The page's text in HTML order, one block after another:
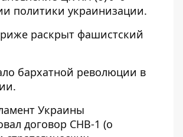
политики украинизации.
раскрыт фашистский
бархатной революции в
Украины
договор СНВ-1 (о